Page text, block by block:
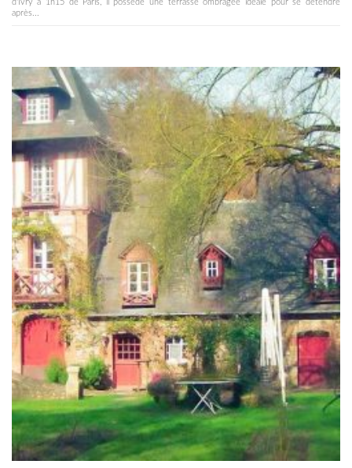
d'Ivry à 1h15 de Paris, il possède une terrasse ombragée idéale pour se détendre
après...